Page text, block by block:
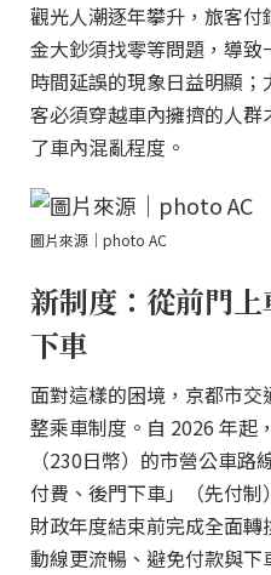
觀光人潮逐年攀升，旅客
金大鈔須找零等問題，導
時間延誤的現象日益明顯
客必須穿越車內擁擠的人
了車內混亂程度。
圖片來源｜photo AC
新制度：從前門
下車
面對這樣的困境，京都市
整乘車制度。自 2026 年起
（230日幣）的市營公車
付費、後門下車」（先付
財政年度結束前完成全面
動線更流暢、避免付款與下